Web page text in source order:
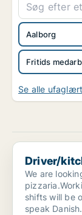
Fritids
Aalborg
Se alle
Driver/kitchen
Driver/
We are
shifts will be
speak